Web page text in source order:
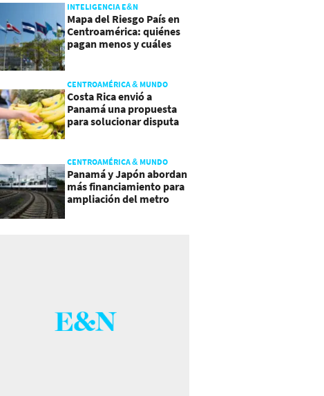
INTELIGENCIA E&N
Mapa del Riesgo País en
Centroamérica: quiénes
pagan menos y cuáles
CENTROAMÉRICA & MUNDO
Costa Rica envió a
Panamá una propuesta
para solucionar disputa
CENTROAMÉRICA & MUNDO
Panamá y Japón abordan
más financiamiento para
ampliación del metro